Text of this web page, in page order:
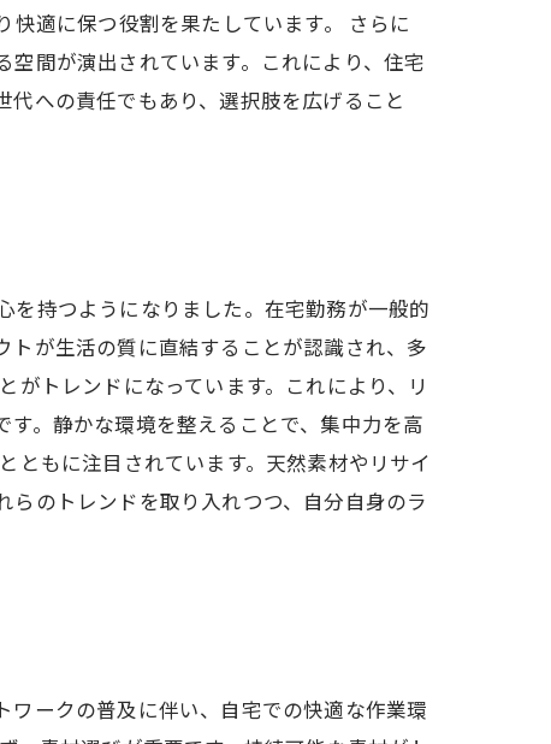
適に保つ役割を果たしています。 さらに
間が演出されています。これにより、住宅
への責任でもあり、選択肢を広げること
を持つようになりました。在宅勤務が一般的
が生活の質に直結することが認識され、多
トレンドになっています。これにより、リ
。静かな環境を整えることで、集中力を高
ともに注目されています。天然素材やリサイ
のトレンドを取り入れつつ、自分自身のラ
ークの普及に伴い、自宅での快適な作業環